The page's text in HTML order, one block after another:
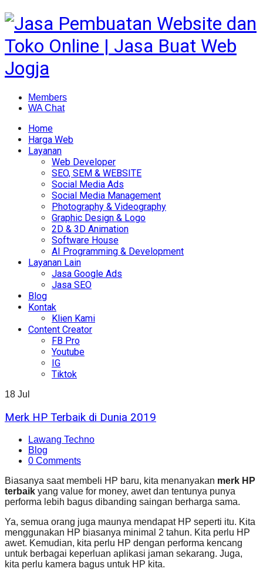
Members
WA Chat
Home
Harga Web
Layanan
Web Developer
SEO, SEM & WEBSITE
Social Media Ads
Social Media Management
Photography & Videography
Graphic Design & Logo
2D & 3D Animation
Software House
AI Programming & Development
Layanan Lain
Jasa Google Ads
Jasa SEO
Blog
Kontak
Klien Kami
Content Creator
FB Pro
Youtube
IG
Tiktok
18 Jul
Merk HP Terbaik di Dunia 2019
Lawang Techno
Blog
0 Comments
Biasanya saat membeli HP baru, kita menanyakan merk HP
terbaik yang value for money, awet dan tentunya punya
performa lebih bagus dibanding saingan berharga sama.
Ya, semua orang juga maunya mendapat HP seperti itu. Kita
menggunakan HP biasanya minimal 2 tahun. Kita perlu HP
awet. Kemudian, kita perlu HP dengan performa kencang
untuk berbagai keperluan aplikasi jaman sekarang. Juga,
kita perlu kamera bagus untuk HP kita.